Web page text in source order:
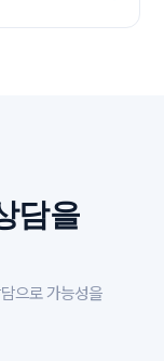
담을
으로 가능성을